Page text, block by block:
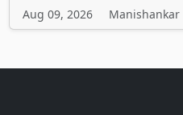
Aug 09, 2026 Manishankar